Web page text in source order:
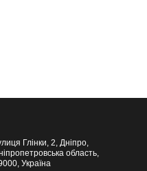
Глінки, 2, Дніпро,
область,
Україна